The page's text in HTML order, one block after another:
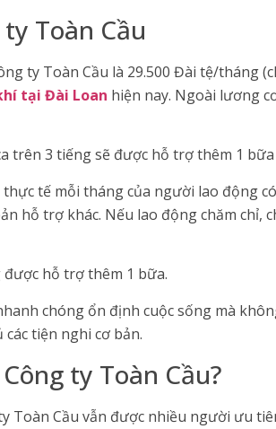
Toàn Cầu
ty Toàn Cầu là 29.500 Đài tệ/tháng
tại Đài Loan hiện nay. Ngoài lương
trên 3 tiếng sẽ được hỗ trợ thêm 1 bữa
tế mỗi tháng của người lao động
hỗ trợ khác. Nếu lao động chăm chỉ,
được hỗ trợ thêm 1 bữa.
chóng ổn định cuộc sống mà
tiện nghi cơ bản.
ty Toàn Cầu?
Toàn Cầu vẫn được nhiều người ưu